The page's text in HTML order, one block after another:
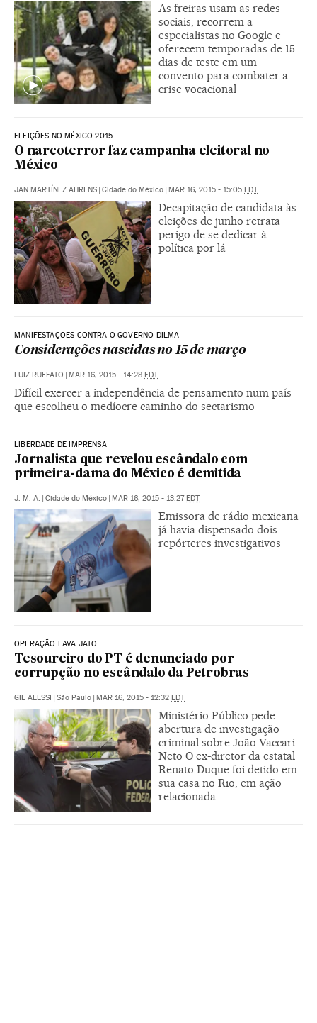
As freiras usam as redes
sociais, recorrem a
especialistas no Google e
oferecem temporadas de 15
dias de teste em um
convento para combater a
crise vocacional
ELEIÇÕES NO MÉXICO 2015
O narcoterror faz campanha eleitoral no
México
JAN MARTÍNEZ AHRENS | Cidade do México | MAR 16, 2015 - 15:05 EDT
Decapitação de candidata às
eleições de junho retrata
perigo de se dedicar à
política por lá
MANIFESTAÇÕES CONTRA O GOVERNO DILMA
Considerações nascidas no 15 de março
LUIZ RUFFATO | MAR 16, 2015 - 14:28 EDT
Difícil exercer a independência de pensamento num país
que escolheu o medíocre caminho do sectarismo
LIBERDADE DE IMPRENSA
Jornalista que revelou escândalo com
primeira-dama do México é demitida
J. M. A. | Cidade do México | MAR 16, 2015 - 13:27EDT
Emissora de rádio mexicana
já havia dispensado dois
repórteres investigativos
OPERAÇÃO LAVA JATO
Tesoureiro do PT é denunciado por
corrupção no escândalo da Petrobras
GIL ALESSI | São Paulo | MAR 16, 2015 - 12:32 EDT
Ministério Público pede
abertura de investigação
criminal sobre João Vaccari
Neto O ex-diretor da estatal
Renato Duque foi detido em
sua casa no Rio, em ação
relacionada